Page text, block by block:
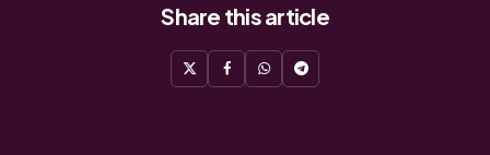
Share this article